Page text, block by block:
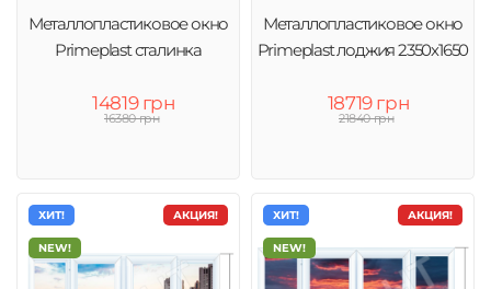
Металлопластиковое окно
Primeplast сталинка
14819 грн
16380 грн
Металлопластиковое окно
Primeplast лоджия 2350х1650
18719 грн
21840 грн
АКЦИЯ!
ХИТ!
NEW!
АКЦИЯ!
ХИТ!
NEW!